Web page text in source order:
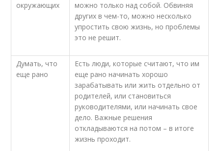
окружающих
можно только над собой. Обвиняя
других в чем-то, можно несколько
упростить свою жизнь, но проблемы
это не решит.
Думать, что
еще рано
Есть люди, которые считают, что им
еще рано начинать хорошо
зарабатывать или жить отдельно от
родителей, или становиться
руководителями, или начинать свое
дело. Важные решения
откладываются на потом – в итоге
жизнь проходит.